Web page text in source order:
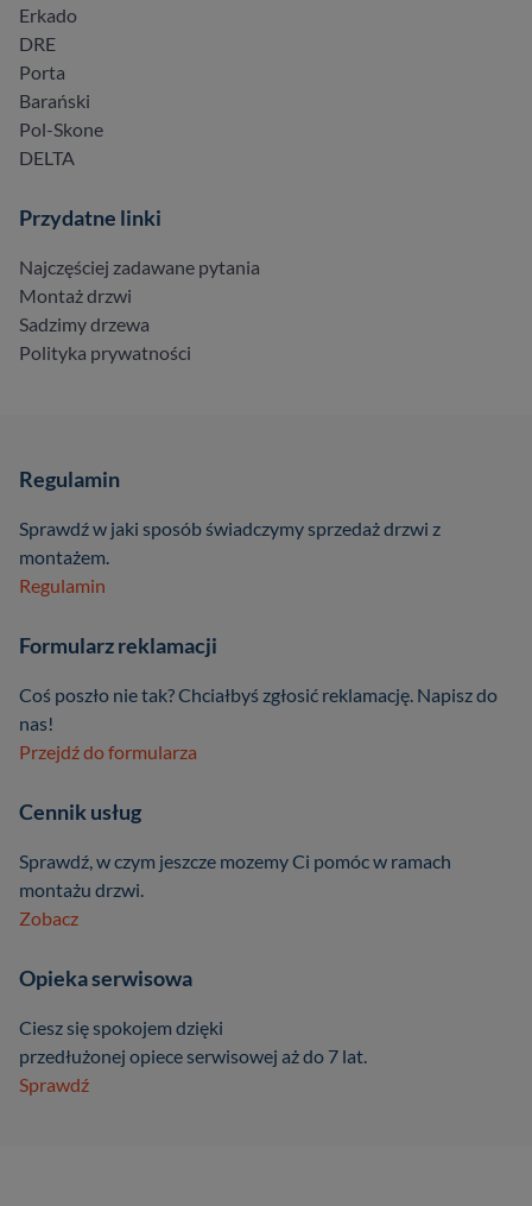
Erkado
DRE
Porta
Barański
Pol-Skone
DELTA
Przydatne linki
Najczęściej zadawane pytania
Montaż drzwi
Sadzimy drzewa
Polityka prywatności
Regulamin
Sprawdź w jaki sposób świadczymy sprzedaż drzwi z
montażem.
Regulamin
Formularz reklamacji
Coś poszło nie tak? Chciałbyś zgłosić reklamację. Napisz do
nas!
Przejdź do formularza
Cennik usług
Sprawdź, w czym jeszcze mozemy Ci pomóc w ramach
montażu drzwi.
Zobacz
Opieka serwisowa
Ciesz się spokojem dzięki
przedłużonej opiece serwisowej aż do 7 lat.
Sprawdź